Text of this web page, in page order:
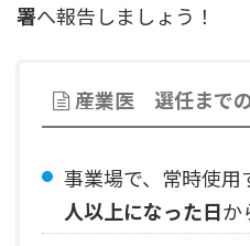
署へ報告しましょう！
産業医 選任まで
事業場で、常時使用
人以上になった日か